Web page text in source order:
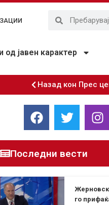
јавен карактер
Назад кон Прес
Последни вести
го